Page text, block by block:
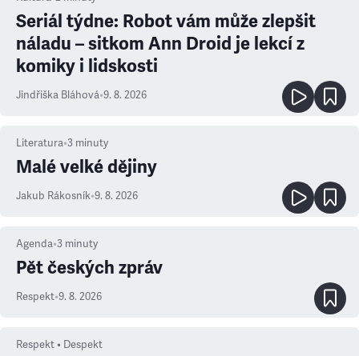
Seriál týdne: Robot vám může zlepšit
náladu – sitkom Ann Droid je lekcí z
komiky i lidskosti
Jindřiška Bláhová•9. 8. 2026
Literatura•3 minuty
Malé velké dějiny
Jakub Rákosník•9. 8. 2026
Agenda•3 minuty
Pět českých zpráv
Respekt•9. 8. 2026
Respekt • Despekt